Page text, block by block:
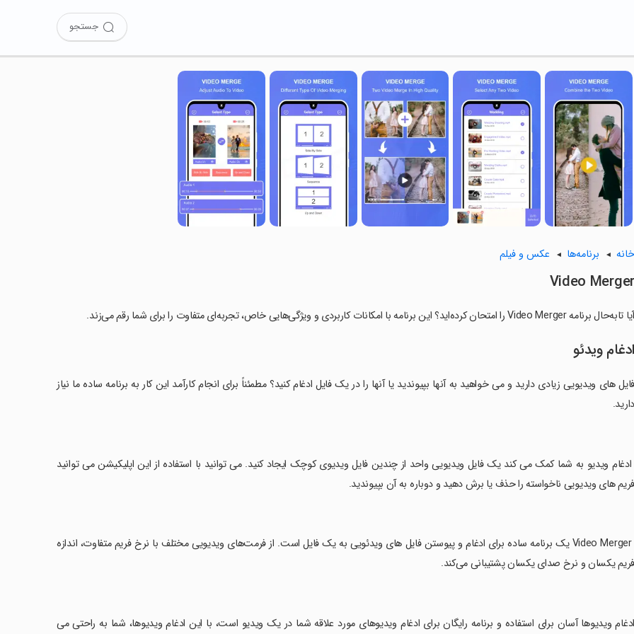
جستجو
خانه برنامه‌ها عکس و فیلم
Video Merger
آیا تابه‌حال برنامه Video Merger را امتحان کرده‌اید؟ این برنامه با امکانات کاربردی و ویژگی‌هایی خاص، تجربه‌ای متفاوت را برای شما رقم می‌زند.
ادغام ویدئو
فایل های ویدیویی زیادی دارید و می خواهید به آنها بپیوندید یا آنها را در یک فایل ادغام کنید؟ مطمئناً برای انجام کارآمد این کار به برنامه ساده ما نیاز
دارید.
‏ ادغام ویدیو به شما کمک می کند یک فایل ویدیویی واحد از چندین فایل ویدیوی کوچک ایجاد کنید. می توانید با استفاده از این اپلیکیشن می توانید
فریم های ویدیویی ناخواسته را حذف یا برش دهید و دوباره به آن بپیوندید.
‏ Video Merger یک برنامه ساده برای ادغام و پیوستن فایل های ویدئویی به یک فایل است. از فرمت‌های ویدیویی مختلف با نرخ فریم متفاوت، اندازه
فریم یکسان و نرخ صدای یکسان پشتیبانی می‌کند.
‏ادغام ویدیوها آسان برای استفاده و برنامه رایگان برای ادغام ویدیوهای مورد علاقه شما در یک ویدیو است، با این ادغام ویدیوها، شما به راحتی می